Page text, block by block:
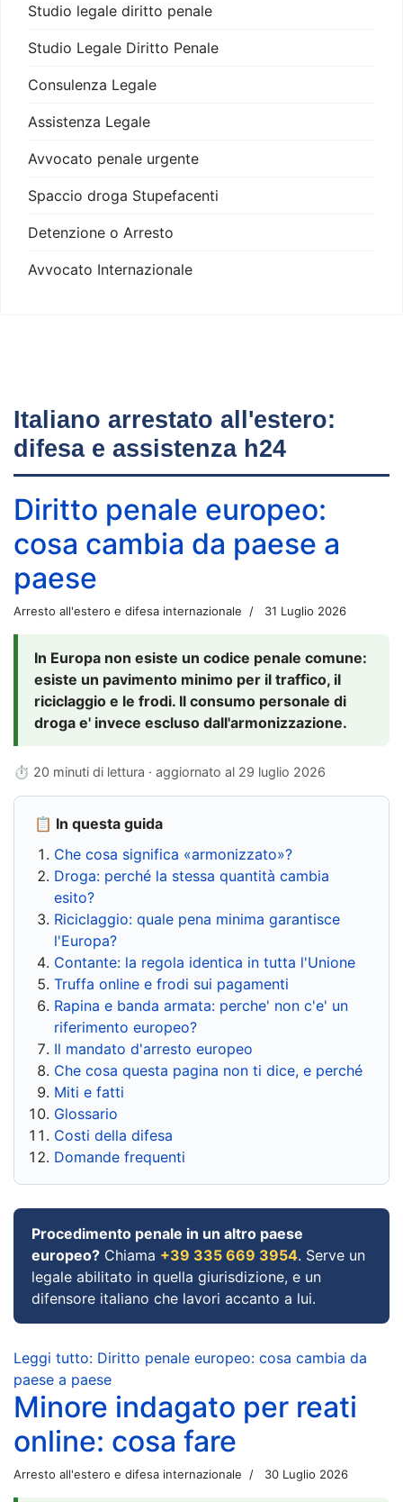
Studio legale diritto penale
Studio Legale Diritto Penale
Consulenza Legale
Assistenza Legale
Avvocato penale urgente
Spaccio droga Stupefacenti
Detenzione o Arresto
Avvocato Internazionale
Italiano arrestato all'estero:
difesa e assistenza h24
Diritto penale europeo:
cosa cambia da paese a
paese
Arresto all'estero e difesa internazionale 31 Luglio 2026
In Europa non esiste un codice penale comune:
esiste un pavimento minimo per il traffico, il
riciclaggio e le frodi. Il consumo personale di
droga e' invece escluso dall'armonizzazione.
⏱ 20 minuti di lettura · aggiornato al 29 luglio 2026
📋 In questa guida
Che cosa significa «armonizzato»?
Droga: perché la stessa quantità cambia
esito?
Riciclaggio: quale pena minima garantisce
l'Europa?
Contante: la regola identica in tutta l'Unione
Truffa online e frodi sui pagamenti
Rapina e banda armata: perche' non c'e' un
riferimento europeo?
Il mandato d'arresto europeo
Che cosa questa pagina non ti dice, e perché
Miti e fatti
Glossario
Costi della difesa
Domande frequenti
Procedimento penale in un altro paese
europeo? Chiama +39 335 669 3954. Serve un
legale abilitato in quella giurisdizione, e un
difensore italiano che lavori accanto a lui.
Leggi tutto: Diritto penale europeo: cosa cambia da
paese a paese
Minore indagato per reati
online: cosa fare
Arresto all'estero e difesa internazionale 30 Luglio 2026